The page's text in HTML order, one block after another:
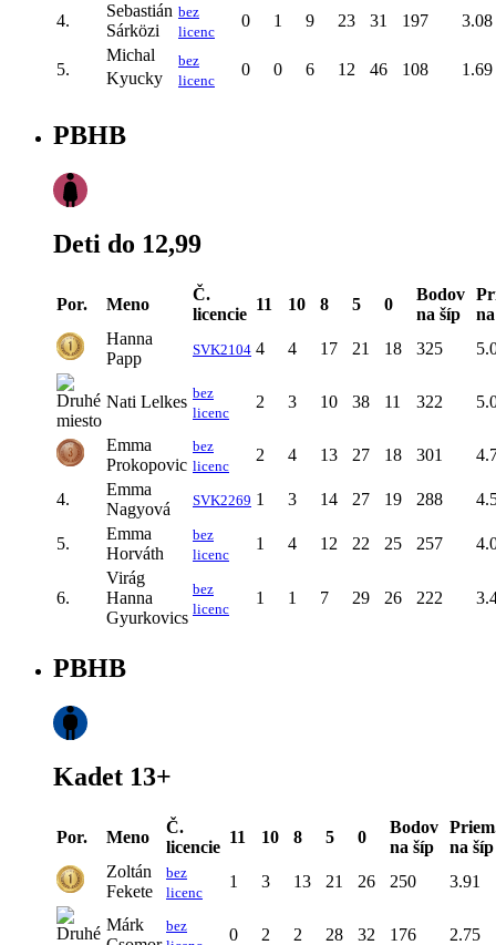
4.
Sebastián
Sárközi
bez
licenc
0 1 9 23 31 197 3.08
5.
Michal
Kyucky
bez
licenc
0 0 6 12 46 108 1.69
PBHB
Deti do 12,99
Por. Meno
Č.
licencie
11 10 8 5 0
Bodov
na šíp
Hanna
Papp
SVK2104 4 4 17 21 18 325
Nati Lelkes bez
licenc
2 3 10 38 11 322
Emma
Prokopovic
bez
licenc
2 4 13 27 18 301
4.
Emma
Nagyová
SVK2269 1 3 14 27 19 288
5.
Emma
Horváth
bez
licenc
1 4 12 22 25 257
6.
Virág
Hanna
Gyurkovics
bez
licenc
1 1 7 29 26 222
PBHB
Kadet 13+
Por. Meno
Č.
licencie
11 10 8 5 0
Bodov
na šíp
na šíp
Zoltán
Fekete
bez
licenc
1 3 13 21 26 250 3.91
Márk
bez
0 2 2 28 32 176 2.75